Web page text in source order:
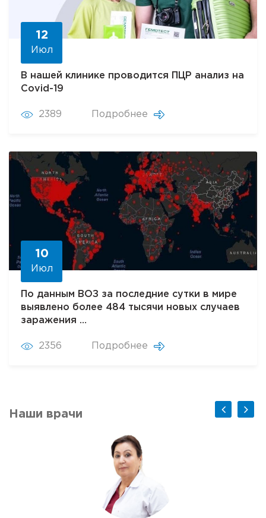
12
Июл
В нашей клинике проводится ПЦР анализ на
Covid-19
2389 Подробнее
10
Июл
По данным ВОЗ за последние сутки в мире
выявлено более 484 тысячи новых случаев
заражения …
2356 Подробнее
Наши врачи